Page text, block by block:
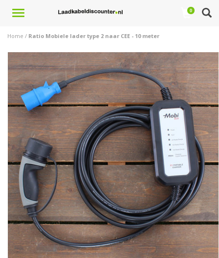
Toggle
0
Home / Ratio Mobiele lader type 2 naar CEE - 10 meter